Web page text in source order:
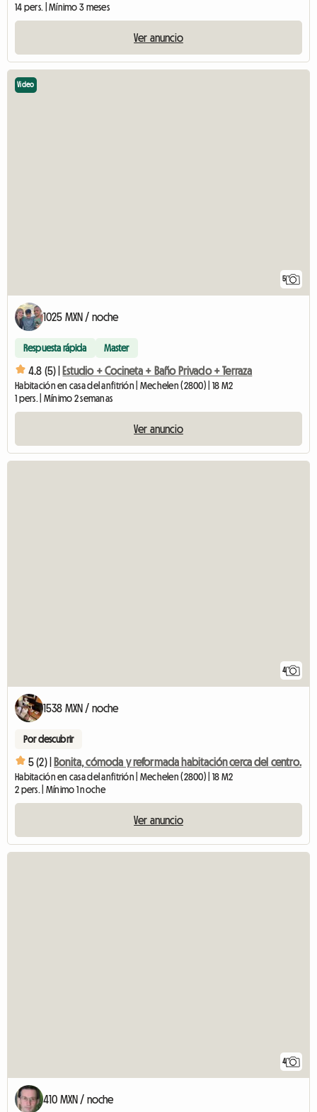
14 pers. | Mínimo 3 meses
Ver anuncio
5
Video
1025 MXN / noche
Respuesta rápida Master
4.8 (5) | Estudio + Cocineta + Baño Privado + Terraza
Habitación en casa del anfitrión | Mechelen (2800) | 18 M2
1 pers. | Mínimo 2 semanas
Ver anuncio
4
1538 MXN / noche
Por descubrir
5 (2) | Bonita, cómoda y reformada habitación cerca del centro.
Habitación en casa del anfitrión | Mechelen (2800) | 18 M2
2 pers. | Mínimo 1 noche
Ver anuncio
4
410 MXN / noche